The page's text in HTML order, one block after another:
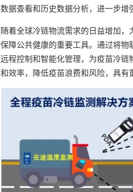
数据查看和历史数据分析，进一步增
随着全球冷链物流需求的日益增加
保障公共健康的重要工具。通过将物
远程控制和智能化管理，为疫苗冷
和效率，降低疫苗浪费和风险，具有